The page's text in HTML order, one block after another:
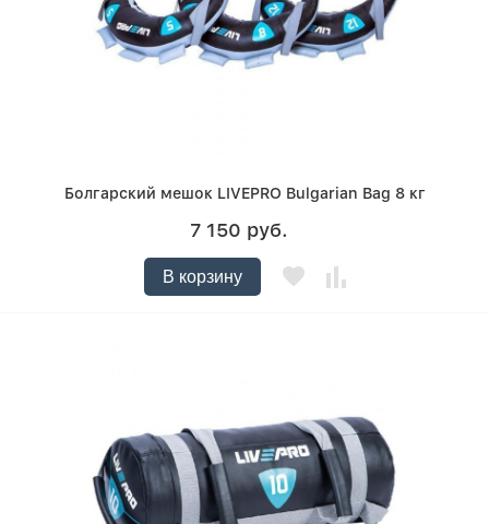
Болгарский мешок LIVEPRO Bulgarian Bag 8 кг
7 150 руб.
В корзину